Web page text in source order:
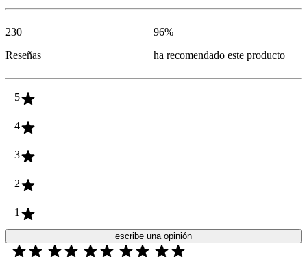
230
Reseñas
96%
ha recomendado este producto
5
4
3
2
1
escribe una opinión